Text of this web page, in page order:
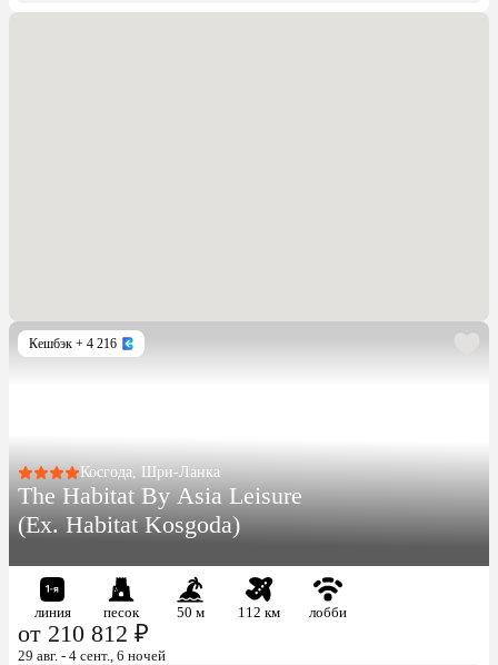
Кешбэк + 4 216
Косгода, Шри-Ланка
The Habitat By Asia Leisure
(Ex. Habitat Kosgoda)
линия песок 50 м 112 км лобби
от 210 812 ₽
29 авг. - 4 сент., 6 ночей